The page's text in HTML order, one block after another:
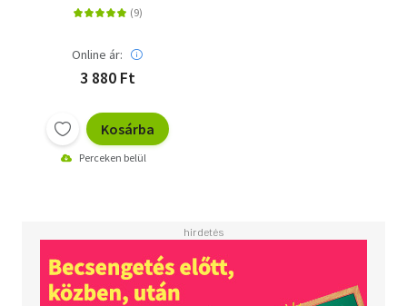
Online ár:
3 880 Ft
Kosárba
Perceken belül